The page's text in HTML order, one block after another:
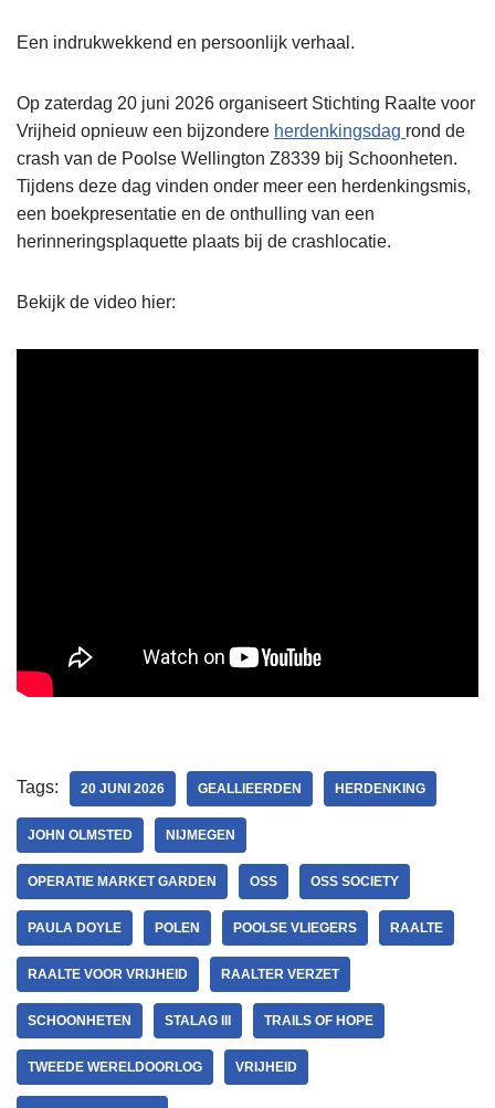
Een indrukwekkend en persoonlijk verhaal.
Op zaterdag 20 juni 2026 organiseert Stichting Raalte voor
Vrijheid opnieuw een bijzondere herdenkingsdag rond de
crash van de Poolse Wellington Z8339 bij Schoonheten.
Tijdens deze dag vinden onder meer een herdenkingsmis,
een boekpresentatie en de onthulling van een
herinneringsplaquette plaats bij de crashlocatie.
Bekijk de video hier:
Tags: 20 JUNI 2026 GEALLIEERDEN HERDENKING
JOHN OLMSTED NIJMEGEN
OPERATIE MARKET GARDEN OSS OSS SOCIETY
PAULA DOYLE POLEN POOLSE VLIEGERS RAALTE
RAALTE VOOR VRIJHEID RAALTER VERZET
SCHOONHETEN STALAG III TRAILS OF HOPE
TWEEDE WERELDOORLOG VRIJHEID